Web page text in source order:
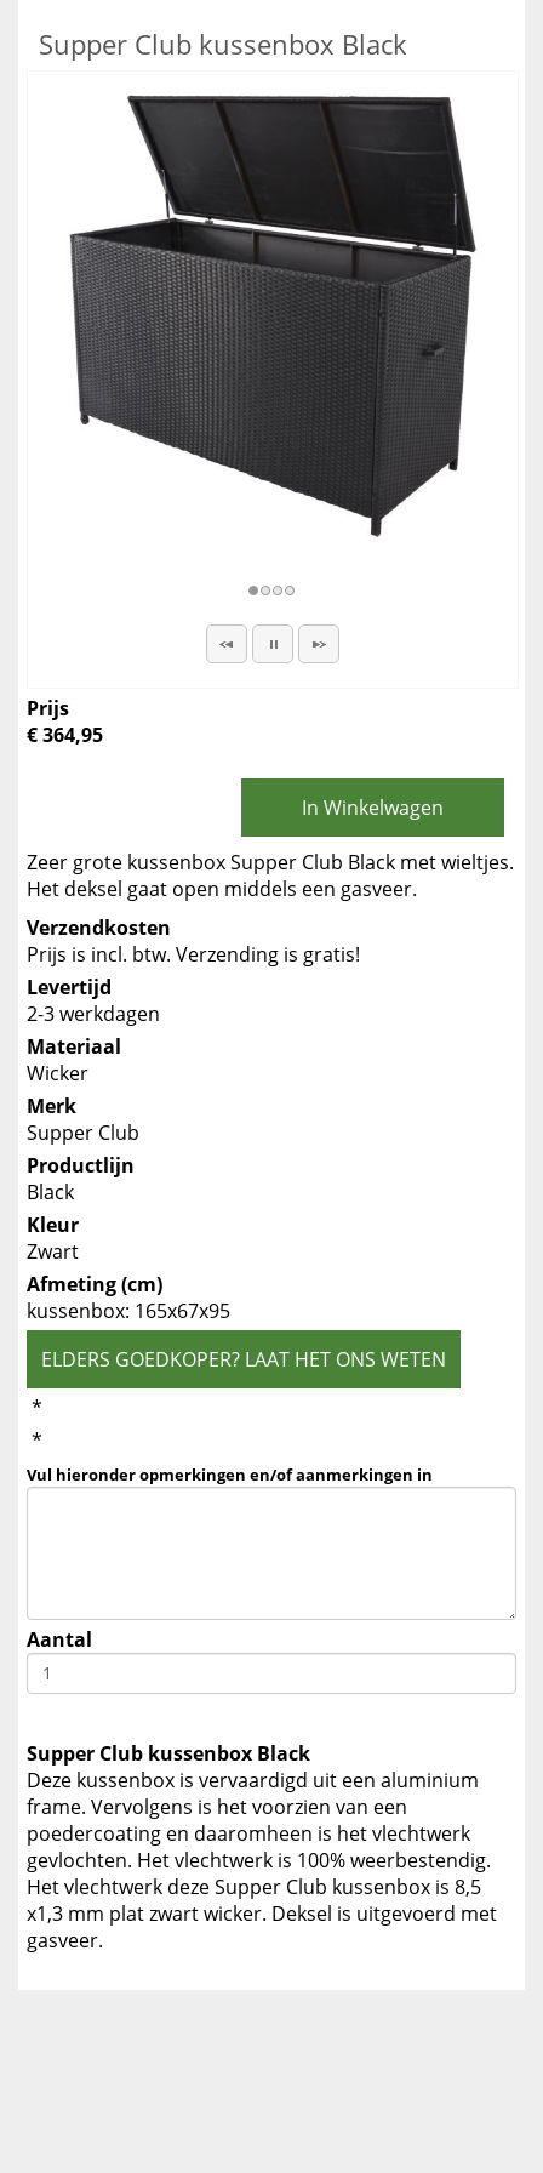
Supper Club kussenbox Black
Prijs
€ 364,95
In Winkelwagen
Zeer grote kussenbox Supper Club Black met wieltjes.
Het deksel gaat open middels een gasveer.
Verzendkosten
Prijs is incl. btw. Verzending is gratis!
Levertijd
2-3 werkdagen
Materiaal
Wicker
Merk
Supper Club
Productlijn
Black
Kleur
Zwart
Afmeting (cm)
kussenbox: 165x67x95
ELDERS GOEDKOPER? LAAT HET ONS WETEN
*
*
Vul hieronder opmerkingen en/of aanmerkingen in
Aantal
Supper Club kussenbox Black
Deze kussenbox is vervaardigd uit een aluminium
frame. Vervolgens is het voorzien van een
poedercoating en daaromheen is het vlechtwerk
gevlochten. Het vlechtwerk is 100% weerbestendig.
Het vlechtwerk deze Supper Club kussenbox is 8,5
x1,3 mm plat zwart wicker. Deksel is uitgevoerd met
gasveer.